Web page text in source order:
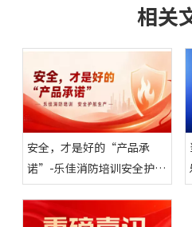
相关
安全，才是好的“产品承
诺”-乐佳消防培训安全护航
生产